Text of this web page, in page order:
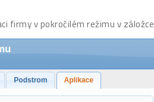
firmy v pokročilém režimu v záložce